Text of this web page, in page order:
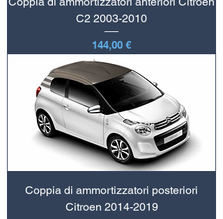
C2 2003-2010
Prezzo
144,00 €
Coppia di ammortizzatori posteriori
Citroen 2014-2019